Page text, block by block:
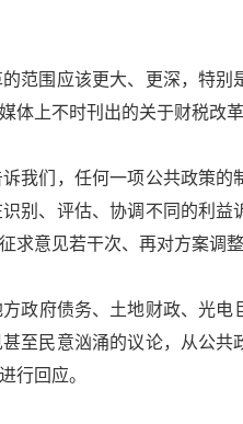
围应该更大、更深，特别
体上不时刊出的关于财税改
们，任何一项公共政策的
别、评估、协调不同的利
意见若干次、再对方案调
府债务、土地财政、光
至民意汹涌的议论，从公
行回应。